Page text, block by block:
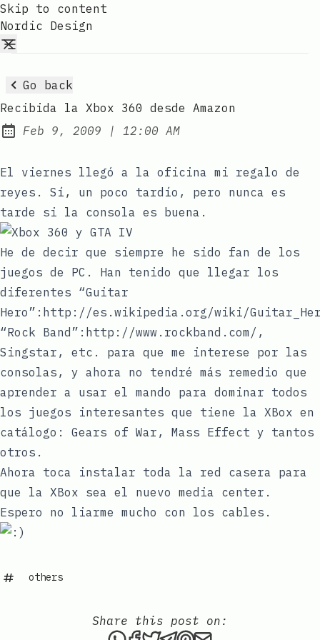
Skip to content
Nordic Design
Go back
Recibida la Xbox 360 desde Amazon
Published:
Feb 9, 2009 | at
12:00 AM
El viernes llegó a la oficina mi regalo de
reyes. Sí, un poco tardío, pero nunca es
tarde si la consola es buena.
He de decir que siempre he sido fan de los
juegos de PC. Han tenido que llegar los
diferentes “Guitar
Hero”:http://es.wikipedia.org/wiki/
“Rock Band”:http://www.rockband.com/,
Singstar, etc. para que me interese por las
consolas, y ahora no tendré más remedio que
aprender a usar el mando para dominar todos
los juegos interesantes que tiene la XBox en
catálogo: Gears of War, Mass Effect y tantos
otros.
Ahora toca instalar toda la red casera para
que la XBox sea el nuevo media center.
Espero no liarme mucho con los cables.
others
Share this post on: